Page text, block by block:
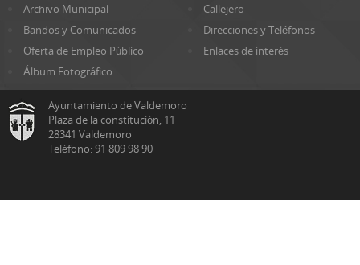
Archivo Municipal
Callejero
Bandos y Comunicados
Direcciones y Teléfonos
Oferta de Empleo Público
Enlaces de interés
Álbum Fotográfico
Ayuntamiento de Valdemoro
Plaza de la constitución, 11
28341 Valdemoro
Teléfono: 91 809 98 90